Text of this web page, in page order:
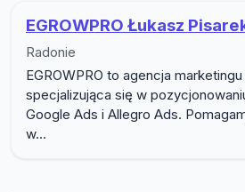
EGROWPRO Łukasz
Radonie
EGROWPRO to agencja
specjalizująca się w
Google Ads i Allegro Ads.
w...